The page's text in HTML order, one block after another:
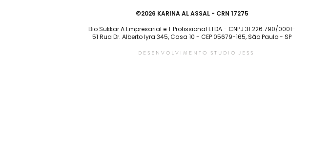
©2026 KARINA AL ASSAL - CRN 17275
Bio Sukkar A Empresarial e T Profissional LTDA - CNPJ 31.226.790/0001-
51 Rua Dr. Alberto lyra 345, Casa 10 - CEP 05679-165, São Paulo - SP
DESENVOLVIMENTO STUDIO JESS